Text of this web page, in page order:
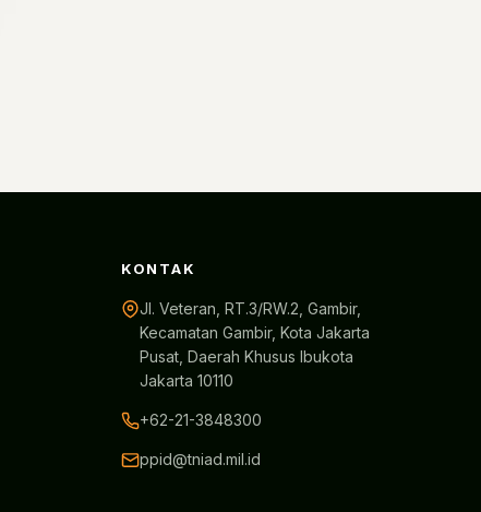
KONTAK
Jl. Veteran, RT.3/RW.2, Gambir,
Kecamatan Gambir, Kota Jakarta
Pusat, Daerah Khusus Ibukota
Jakarta 10110
+62-21-3848300
ppid@tniad.mil.id